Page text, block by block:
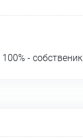
100% - собственик